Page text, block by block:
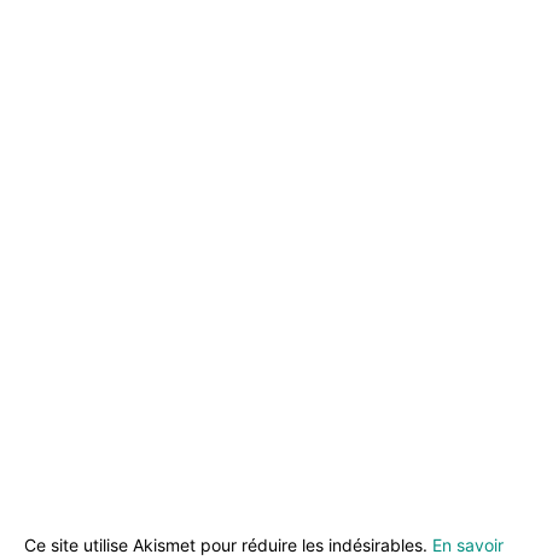
Ce site utilise Akismet pour réduire les indésirables. En savoir